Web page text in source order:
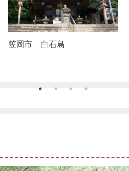
笠岡市 シェアアトリエ海の